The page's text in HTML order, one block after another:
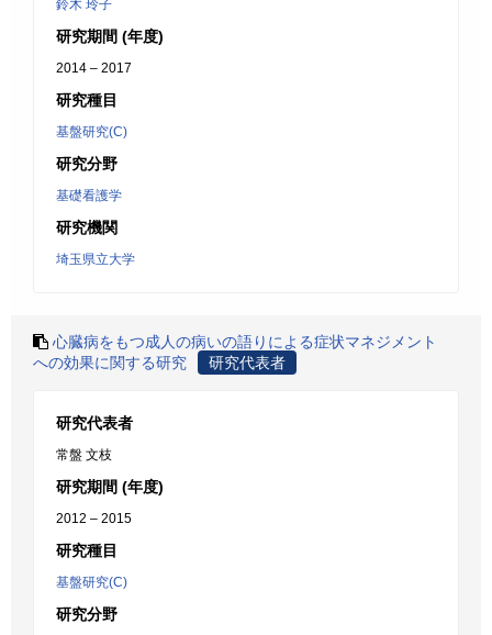
鈴木 玲子
研究期間 (年度)
2014 – 2017
研究種目
基盤研究(C)
研究分野
基礎看護学
研究機関
埼玉県立大学
心臓病をもつ成人の病いの語りによる症状マネジメント
への効果に関する研究
研究代表者
研究代表者
常盤 文枝
研究期間 (年度)
2012 – 2015
研究種目
基盤研究(C)
研究分野